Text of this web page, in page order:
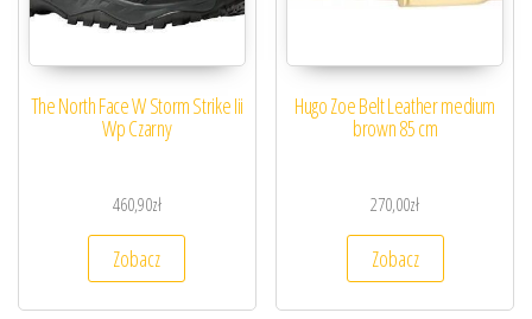
The North Face W Storm Strike Iii
Wp Czarny
460,90zł
Zobacz
Hugo Zoe Belt Leather medium
brown 85 cm
270,00zł
Zobacz